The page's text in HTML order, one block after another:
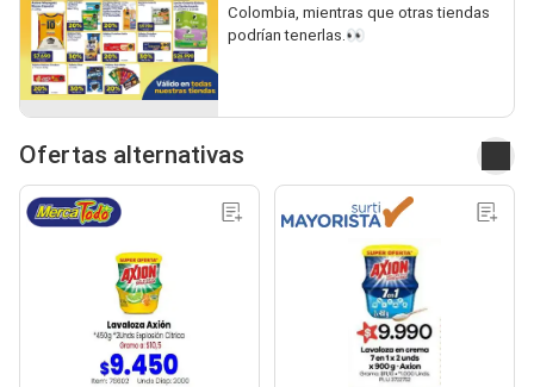
Colombia, mientras que otras tiendas
podrían tenerlas.👀
Ofertas alternativas